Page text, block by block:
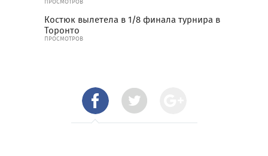
Костюк вылетела в 1/8 финала турнира в
Торонто
ПРОСМОТРОВ